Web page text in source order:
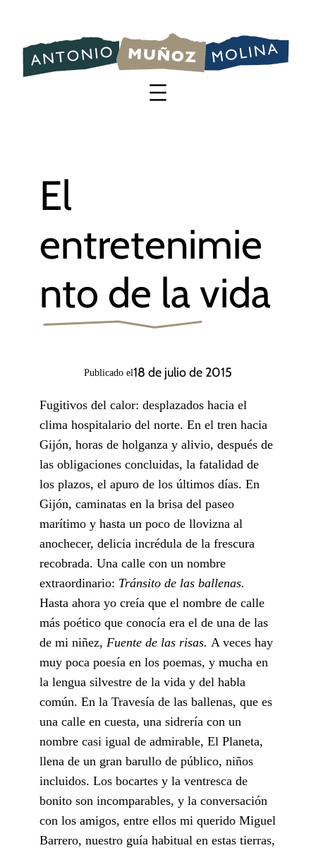
contenido
El
entretenimie
nto de la vida
Publicado el18 de julio de 2015
Fugitivos del calor: desplazados hacia el
clima hospitalario del norte. En el tren hacia
Gijón, horas de holganza y alivio, después de
las obligaciones concluidas, la fatalidad de
los plazos, el apuro de los últimos días. En
Gijón, caminatas en la brisa del paseo
marítimo y hasta un poco de llovizna al
anochecer, delicia incrédula de la frescura
recobrada. Una calle con un nombre
extraordinario: Tránsito de las ballenas.
Hasta ahora yo creía que el nombre de calle
más poético que conocía era el de una de las
de mi niñez, Fuente de las risas. A veces hay
muy poca poesía en los poemas, y mucha en
la lengua silvestre de la vida y del habla
común. En la Travesía de las ballenas, que es
una calle en cuesta, una sidrería con un
nombre casi igual de admirable, El Planeta,
llena de un gran barullo de público, niños
incluidos. Los bocartes y la ventresca de
bonito son incomparables, y la conversación
con los amigos, entre ellos mi querido Miguel
Barrero, nuestro guía habitual en estas tierras,